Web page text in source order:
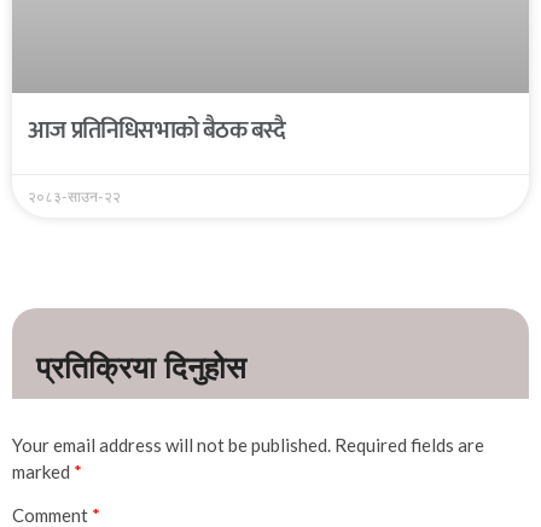
आज प्रतिनिधिसभाको बैठक बस्दै
२०८३-साउन-२२
Your email address will not be published. Required fields are
marked *
Comment *